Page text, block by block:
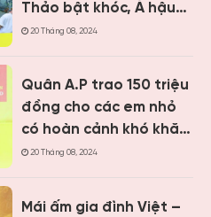
Thảo bật khóc, Á hậu
Vân Nhi và ca sĩ Nguyễn
chăm mẹ bệnh tâm
thần
20 Tháng 08, 2024
Quân A.P trao 150 triệu
đồng cho các em nhỏ
có hoàn cảnh khó khăn
khi ghi hình “Mái ấm gia
20 Tháng 08, 2024
Mái ấm gia đình Việt –